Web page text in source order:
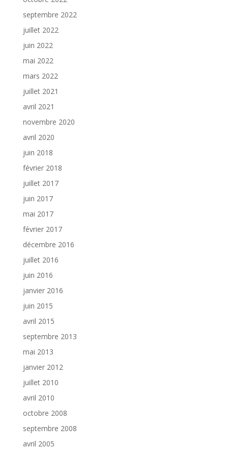
septembre 2022
juillet 2022
juin 2022
mai 2022
mars 2022
juillet 2021
avril 2021
novembre 2020
avril 2020
juin 2018
février 2018
juillet 2017
juin 2017
mai 2017
février 2017
décembre 2016
juillet 2016
juin 2016
janvier 2016
juin 2015
avril 2015
septembre 2013
mai 2013
janvier 2012
juillet 2010
avril 2010
octobre 2008
septembre 2008
avril 2005